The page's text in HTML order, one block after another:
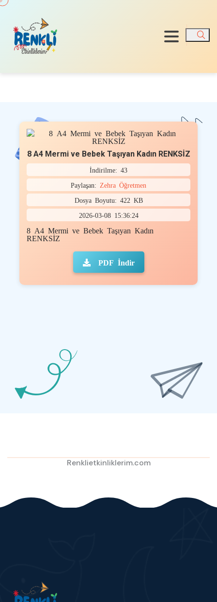
Ara
8 A4 Mermi ve Bebek Taşıyan Kadın RENKSİZ
İndirilme: 43
Paylaşan: Zehra Öğretmen
Dosya Boyutu: 422 KB
2026-03-08 15:36:24
8 A4 Mermi ve Bebek Taşıyan Kadın
RENKSİZ
PDF İndir
Renklietkinliklerim.com